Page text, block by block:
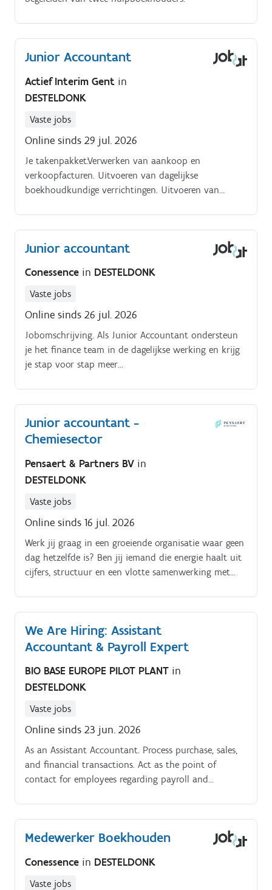
Junior Accountant
Actief Interim Gent in
DESTELDONK
Vaste jobs
Online sinds 29 jul. 2026
Je takenpakket:Verwerken van aankoop en
verkoopfacturen. Uitvoeren van dagelijkse
boekhoudkundige verrichtingen. Uitvoeren van
voor de facturatie.
Junior accountant
Conessence in DESTELDONK
Vaste jobs
Online sinds 26 jul. 2026
Jobomschrijving. Als Junior Accountant ondersteun
je het finance team in de dagelijkse werking en krijg
je stap voor stap meer
Junior accountant -
Chemiesector
Pensaert & Partners BV in
DESTELDONK
Vaste jobs
Online sinds 16 jul. 2026
Werk jij graag in een groeiende organisatie waar geen
dag hetzelfde is? Ben jij iemand die energie haalt uit
cijfers, structuur en een vlotte samenwerking met
We Are Hiring: Assistant
Accountant & Payroll Expert
BIO BASE EUROPE PILOT PLANT in
DESTELDONK
Vaste jobs
Online sinds 23 jun. 2026
As an Assistant Accountant. Process purchase, sales,
and financial transactions. Act as the point of
contact for employees regarding payroll and
Medewerker Boekhouden
Conessence in DESTELDONK
Vaste jobs